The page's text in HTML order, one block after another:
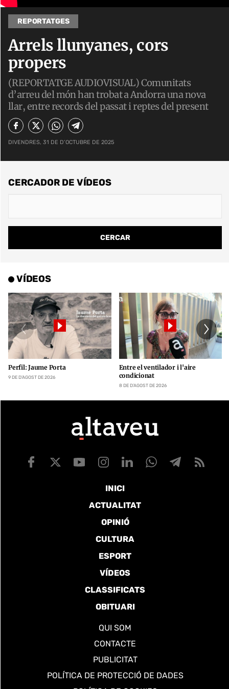
REPORTATGES
Arrels llunyanes, cors
propers
(REPORTATGE AUDIOVISUAL) Comunitats
d’arreu del món han trobat a Andorra una nova
llar, entre records del passat i reptes del present
DIVENDRES, 31 DE D’OCTUBRE DE 2025
CERCADOR DE VÍDEOS
VÍDEOS
Perfil: Jaume Porta
9 DE D’AGOST DE 2026
Entre el ventilador i l'aire
condicionat
8 DE D’AGOST DE 2026
INICI
ACTUALITAT
OPINIÓ
CULTURA
ESPORT
VÍDEOS
CLASSIFICATS
OBITUARI
QUI SOM
CONTACTE
PUBLICITAT
POLÍTICA DE PROTECCIÓ DE DADES